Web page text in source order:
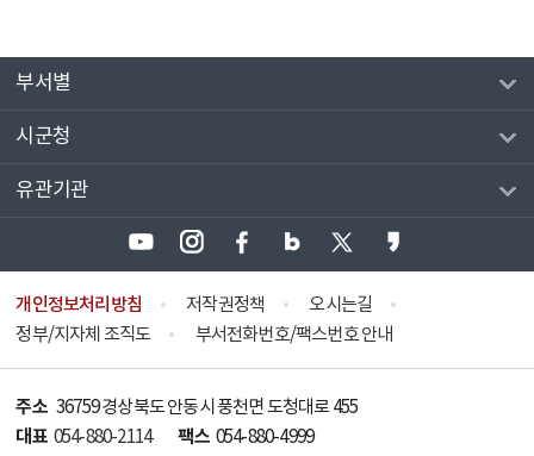
부서별
시군청
유관기관
개인정보처리방침 저작권정책
오시는길
정부/지자체 조직도
부서전화번호/팩스번호 안내
주소 36759 경상북도 안동시 풍천면 도청대로 455
대표 054-880-2114 팩스 054-880-4999